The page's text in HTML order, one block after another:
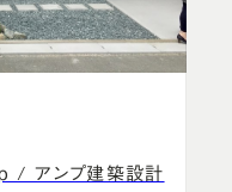
/ アンプ建築設計